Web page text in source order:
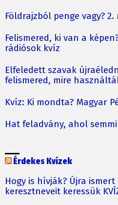
Földrajzból penge vagy? 2.
Felismered, ki van a
rádiósok kvíz
Elfeledett szavak
felismered, mire
Kvíz: Ki mondta? Magyar
Hat feladvány, ahol
Érdekes Kvízek
Hogy is hívják? Újra
keresztneveit keressük